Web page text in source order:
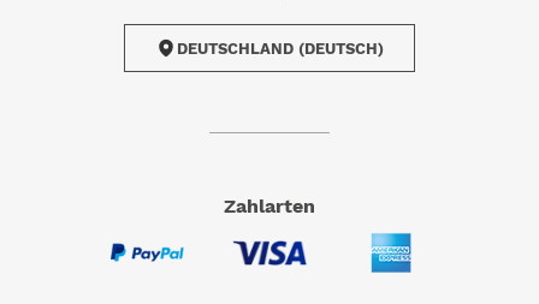
DEUTSCHLAND (DEUTSCH)
Zahlarten